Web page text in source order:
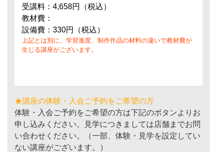
受講料：4,658円（税込）
教材費：
設備費：330円（税込）
上記とは別に、学習進度、制作作品の材料の違いで教材費が
生じる講座がございます。
★講座の体験・入会ご予約をご希望の方
体験・入会ご予約をご希望の方は下記のボタンよりお
申し込みください。見学につきましては店舗までお問
い合わせください。（一部、体験・見学を設定してい
ない講座がございます。）